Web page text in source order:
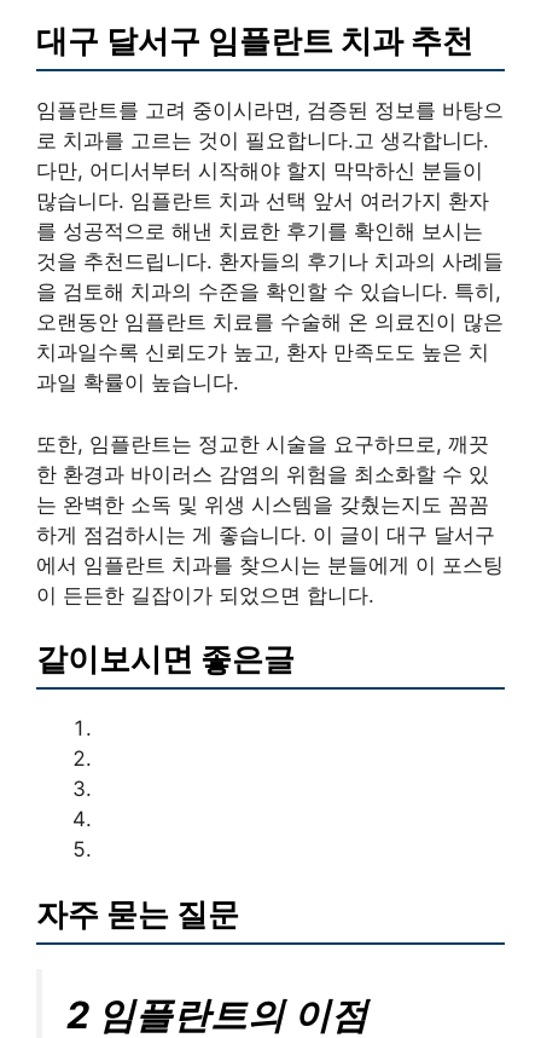
대구 달서구 임플란트 치과 추천
임플란트를 고려 중이시라면, 검증된 정보를 바탕으
로 치과를 고르는 것이 필요합니다.고 생각합니다.
다만, 어디서부터 시작해야 할지 막막하신 분들이
많습니다. 임플란트 치과 선택 앞서 여러가지 환자
를 성공적으로 해낸 치료한 후기를 확인해 보시는
것을 추천드립니다. 환자들의 후기나 치과의 사례들
을 검토해 치과의 수준을 확인할 수 있습니다. 특히,
오랜동안 임플란트 치료를 수술해 온 의료진이 많은
치과일수록 신뢰도가 높고, 환자 만족도도 높은 치
과일 확률이 높습니다.
또한, 임플란트는 정교한 시술을 요구하므로, 깨끗
한 환경과 바이러스 감염의 위험을 최소화할 수 있
는 완벽한 소독 및 위생 시스템을 갖췄는지도 꼼꼼
하게 점검하시는 게 좋습니다. 이 글이 대구 달서구
에서 임플란트 치과를 찾으시는 분들에게 이 포스팅
이 든든한 길잡이가 되었으면 합니다.
같이보시면 좋은글
자주 묻는 질문
2 임플란트의 이점